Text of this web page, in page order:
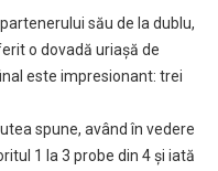
său de la dublu,
o dovadă uriașă de
este impresionant: trei
spune, având în vedere
1 la 3 probe din 4 și iată